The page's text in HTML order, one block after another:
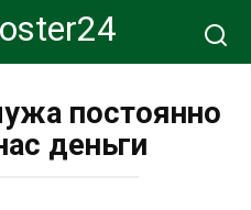
постоянно
деньги